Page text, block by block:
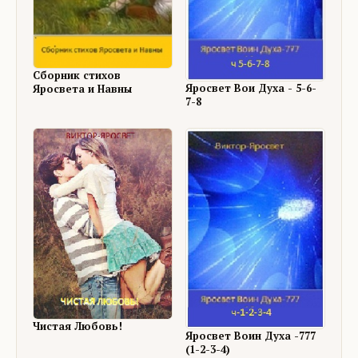
Сборник стихов
Яросвета и Навны
Яросвет Вои Духа - 5-6-
7-8
Чистая Любовь!
Яросвет Воин Духа -777
(1-2-3-4)